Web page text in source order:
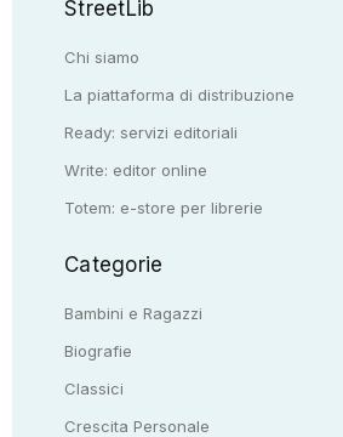
StreetLib
Chi siamo
La piattaforma di distribuzione
Ready: servizi editoriali
Write: editor online
Totem: e-store per librerie
Categorie
Bambini e Ragazzi
Biografie
Classici
Crescita Personale